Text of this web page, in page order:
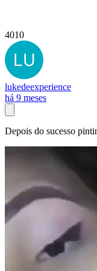
4010
lukedeexperience
há 9 meses
Depois do sucesso